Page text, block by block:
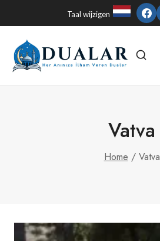
to
content
Taal wijzigen
Vatva
Home / Vatva